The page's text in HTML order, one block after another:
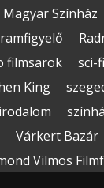
Magyar Színház
filmsarok
sci-fi
King
Várkert Bazár
Vilmos